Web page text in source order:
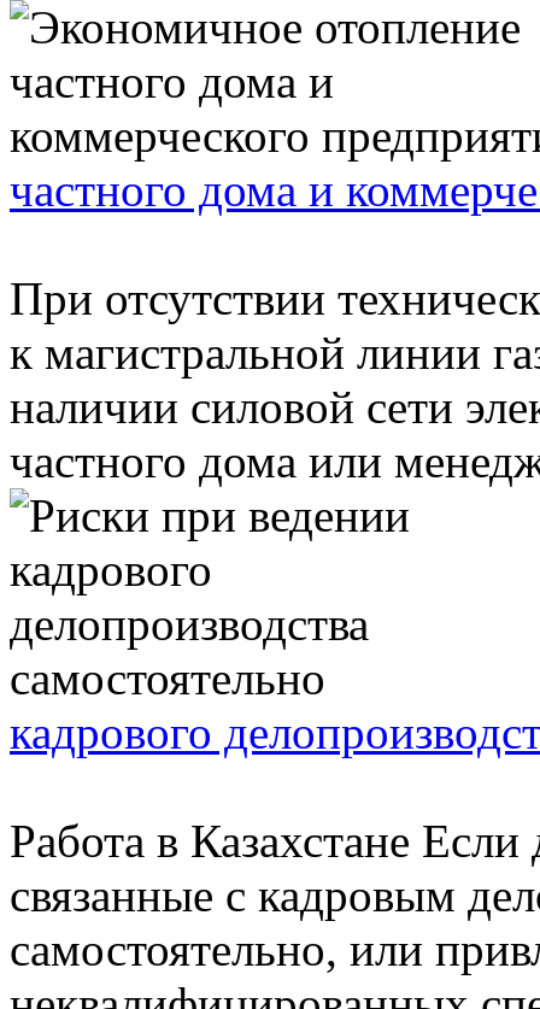
частного дома и
При отсутствии
к магистральной линии
наличии силовой сети
частного дома или
кадрового
Работа в Казахстане
связанные с кадровым
самостоятельно, или